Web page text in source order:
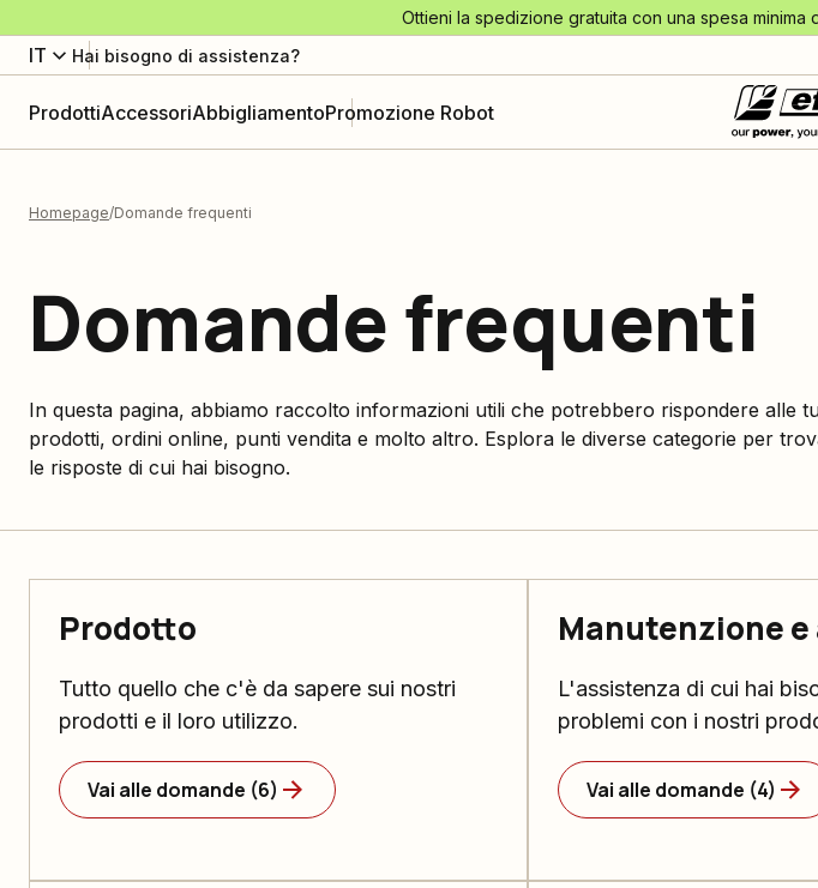
Ottieni la spedizione gratuita con una spesa
IT Hai bisogno di assistenza?
ProdottiAccessoriAbbigliamentoPromozione Robot
Homepage Domande frequenti
Domande frequenti
In questa pagina, abbiamo raccolto informazioni utili che potrebbero rispondere alle
prodotti, ordini online, punti vendita e molto altro. Esplora le diverse categorie per
le risposte di cui hai bisogno.
Prodotto
Tutto quello che c'è da sapere sui nostri
prodotti e il loro utilizzo.
Vai alle domande (6)
Manutenzione
L'assistenza di cui hai
problemi con i nostri
Vai alle domande (4)